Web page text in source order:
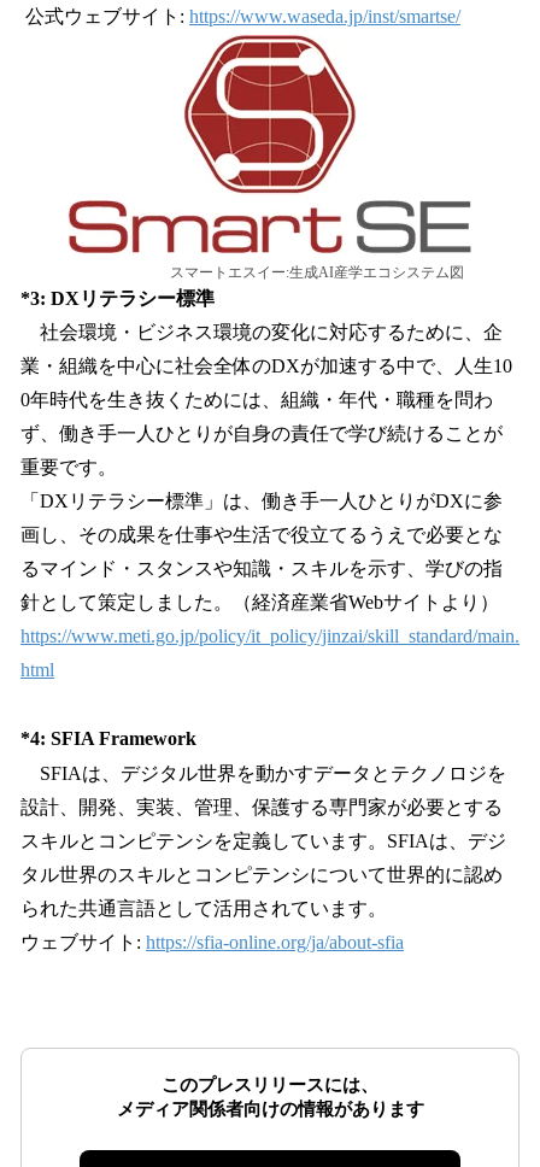
公式ウェブサイト: https://www.waseda.jp/inst/smartse/
スマートエスイー:生成AI産学エコシステム図
*3: DXリテラシー標準
社会環境・ビジネス環境の変化に対応するために、企
業・組織を中心に社会全体のDXが加速する中で、人生10
0年時代を生き抜くためには、組織・年代・職種を問わ
ず、働き手一人ひとりが自身の責任で学び続けることが
重要です。
「DXリテラシー標準」は、働き手一人ひとりがDXに参
画し、その成果を仕事や生活で役立てるうえで必要とな
るマインド・スタンスや知識・スキルを示す、学びの指
針として策定しました。（経済産業省Webサイトより）
https://www.meti.go.jp/policy/it_policy/jinzai/skill_standard/main.
html
*4: SFIA Framework
SFIAは、デジタル世界を動かすデータとテクノロジを
設計、開発、実装、管理、保護する専門家が必要とする
スキルとコンピテンシを定義しています。SFIAは、デジ
タル世界のスキルとコンピテンシについて世界的に認め
られた共通言語として活用されています。
ウェブサイト: https://sfia-online.org/ja/about-sfia
このプレスリリースには、
メディア関係者向けの情報があります